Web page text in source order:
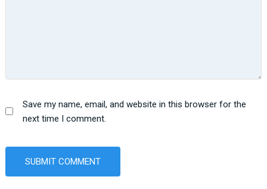
Save my name, email, and website in this browser for the
next time I comment.